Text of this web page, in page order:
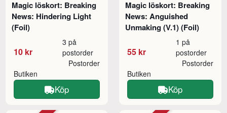
Magic löskort: Breaking
News: Hindering Light
(Foil)
10 kr
3 på
postorder
Butiken
Postorder
Köp
Magic löskort: Breaking
News: Anguished
Unmaking (V.1) (Foil)
55 kr
1 på
postorder
Butiken
Postorder
Köp